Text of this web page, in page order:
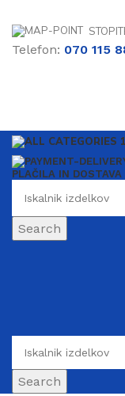
Telefon: 070 115
PLAČILA IN DOSTAVA
Search
Search